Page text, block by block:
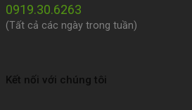
0919.30.6263
(Tất cả các ngày trong tuần)
Kết nối với chúng tôi